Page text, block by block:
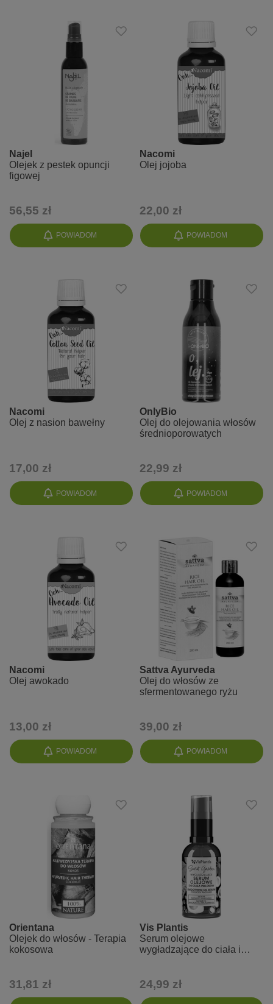
POWIADOM
Najel
Olejek z pestek opuncji
figowej
56,55 zł
POWIADOM
Nacomi
Olej jojoba
22,00 zł
POWIADOM
Nacomi
Olej z nasion bawełny
17,00 zł
POWIADOM
OnlyBio
Olej do olejowania włosów
średnioporowatych
22,99 zł
POWIADOM
Nacomi
Olej awokado
13,00 zł
POWIADOM
Sattva Ayurveda
Olej do włosów ze
sfermentowanego ryżu
39,00 zł
Orientana
Olejek do włosów - Terapia
kokosowa
31,81 zł
Vis Plantis
Serum olejowe
wygładzające do ciała i
24,99 zł